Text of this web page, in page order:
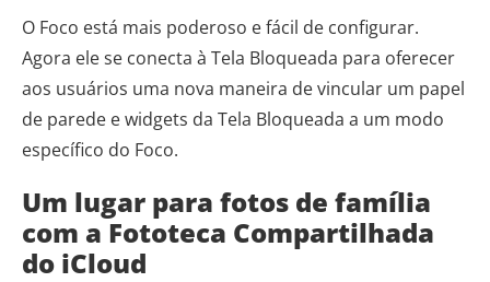
O Foco está mais poderoso e fácil de configurar.
Agora ele se conecta à Tela Bloqueada para oferecer
aos usuários uma nova maneira de vincular um papel
de parede e widgets da Tela Bloqueada a um modo
específico do Foco.
Um lugar para fotos de família
com a Fototeca Compartilhada
do iCloud